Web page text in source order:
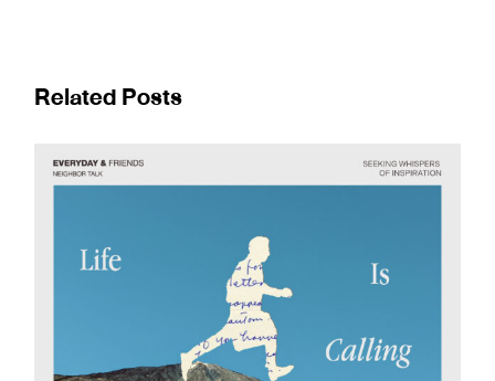
Related Posts